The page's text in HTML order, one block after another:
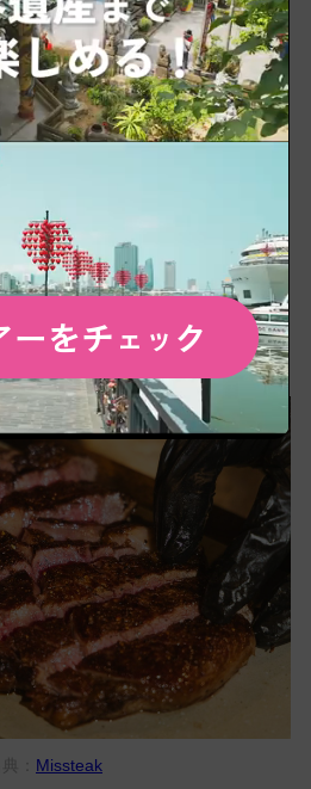
の牛から厳選されていま
感じられるように、調理に
脂のみを使用。不要な加工
行っていません。この絶妙
際立たせています。
あるステーキは、まさに肉
枚一枚が丁寧に焼き上げら
もちろん、焼き加減や香り
ることができます。
Missteak
ーをチェッ ク